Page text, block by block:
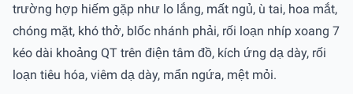
trường hợp hiếm gặp như lo lắng, mất ngủ, ù tai, hoa mắt,
chóng mặt, khó thở, blốc nhánh phải, rối loạn nhíp xoang 7
kéo dài khoảng QT trên điện tâm đồ, kích ứng dạ dày, rối
loạn tiêu hóa, viêm dạ dày, mẩn ngứa, mệt mỏi.